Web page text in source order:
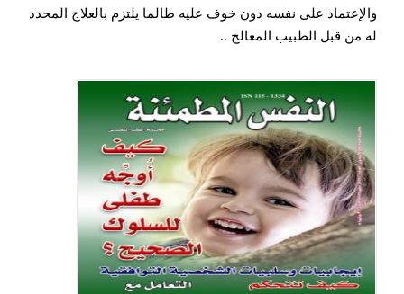
والإعتماد على نفسه دون خوف عليه طالما يلتزم بالعلاج المحدد
له من قبل الطبيب المعالج ..